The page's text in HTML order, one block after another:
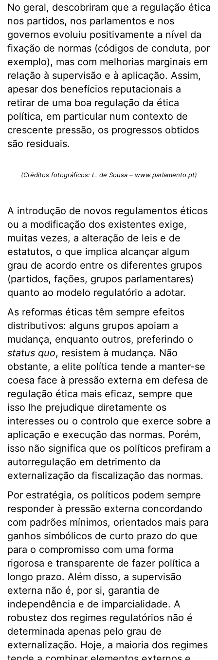
No geral, descobriram que a regulação ética
nos partidos, nos parlamentos e nos
governos evoluiu positivamente a nível da
fixação de normas (códigos de conduta, por
exemplo), mas com melhorias marginais em
relação à supervisão e à aplicação. Assim,
apesar dos benefícios reputacionais a
retirar de uma boa regulação da ética
política, em particular num contexto de
crescente pressão, os progressos obtidos
são residuais.
(Créditos fotográficos: L. de Sousa – www.parlamento.pt)
A introdução de novos regulamentos éticos
ou a modificação dos existentes exige,
muitas vezes, a alteração de leis e de
estatutos, o que implica alcançar algum
grau de acordo entre os diferentes grupos
(partidos, fações, grupos parlamentares)
quanto ao modelo regulatório a adotar.
As reformas éticas têm sempre efeitos
distributivos: alguns grupos apoiam a
mudança, enquanto outros, preferindo o
status quo, resistem à mudança. Não
obstante, a elite política tende a manter-se
coesa face à pressão externa em defesa de
regulação ética mais eficaz, sempre que
isso lhe prejudique diretamente os
interesses ou o controlo que exerce sobre a
aplicação e execução das normas. Porém,
isso não significa que os políticos prefiram a
autorregulação em detrimento da
externalização da fiscalização das normas.
Por estratégia, os políticos podem sempre
responder à pressão externa concordando
com padrões mínimos, orientados mais para
ganhos simbólicos de curto prazo do que
para o compromisso com uma forma
rigorosa e transparente de fazer política a
longo prazo. Além disso, a supervisão
externa não é, por si, garantia de
independência e de imparcialidade. A
robustez dos regimes regulatórios não é
determinada apenas pelo grau de
externalização. Hoje, a maioria dos regimes